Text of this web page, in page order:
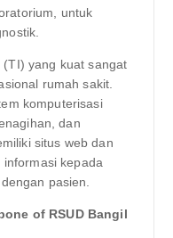
untuk
yang kuat sangat
rumah sakit.
komputerisasi
dan
situs web dan
kepada
pasien.
of RSUD Bangil